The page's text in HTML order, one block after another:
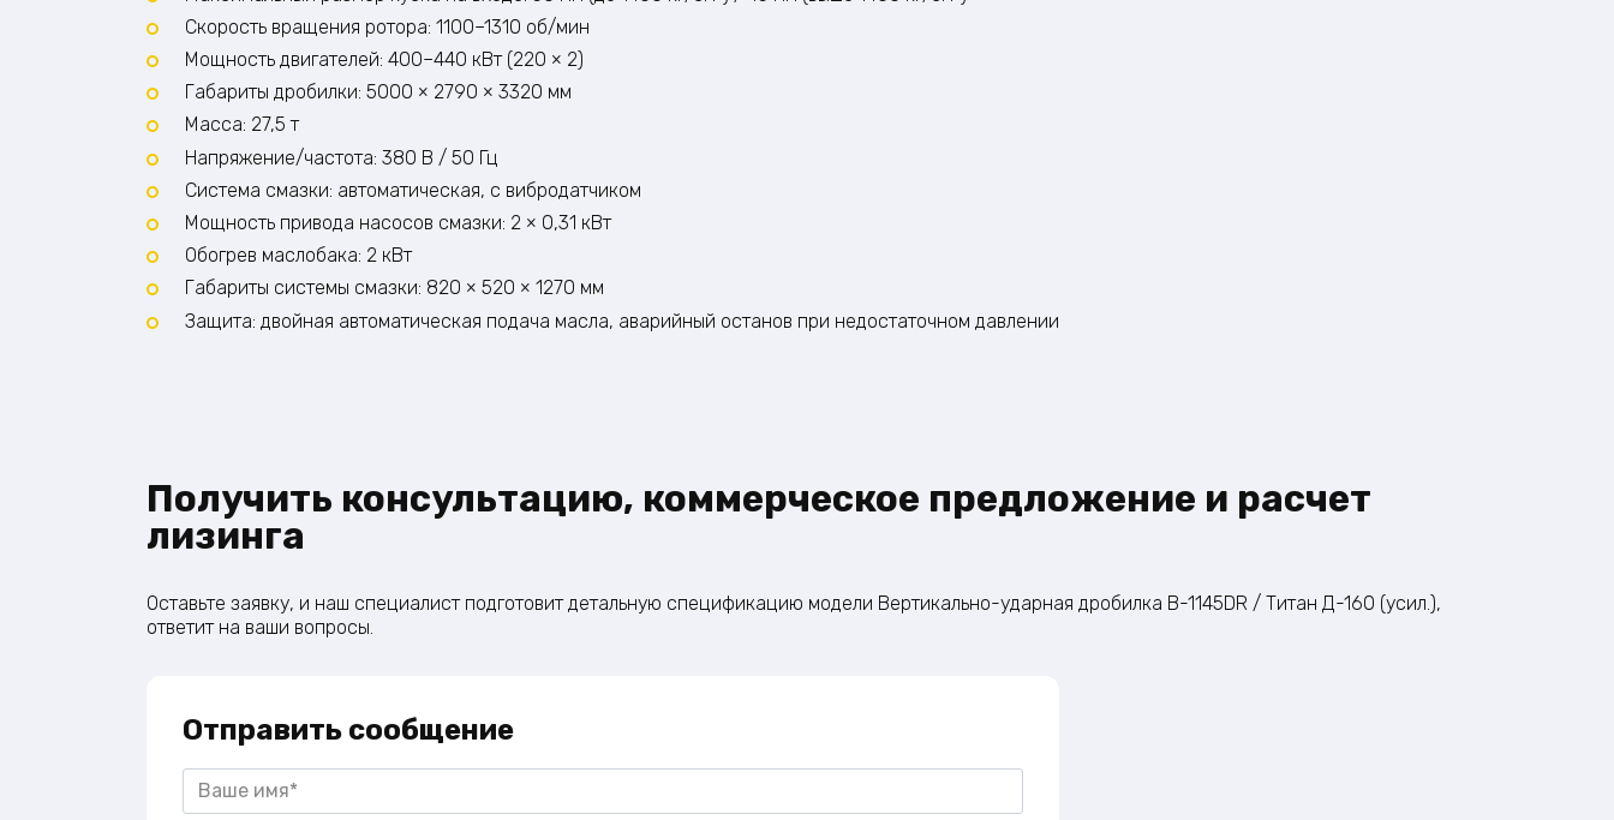
Скорость вращения ротора: 1100–1310 об/мин
Мощность двигателей: 400–440 кВт (220 × 2)
Габариты дробилки: 5000 × 2790 × 3320 мм
Масса: 27,5 т
Напряжение/частота: 380 В / 50 Гц
Система смазки: автоматическая, с вибродатчиком
Мощность привода насосов смазки: 2 × 0,31 кВт
Обогрев маслобака: 2 кВт
Габариты системы смазки: 820 × 520 × 1270 мм
Защита: двойная автоматическая подача масла, аварийный останов при недостаточном давлении
Получить консультацию, коммерческое предложение и расчет
лизинга
Оставьте заявку, и наш специалист подготовит детальную спецификацию модели Вертикально-ударная дробилка B-1145DR / Титан Д-160 (усил.),
ответит на ваши вопросы.
Отправить сообщение